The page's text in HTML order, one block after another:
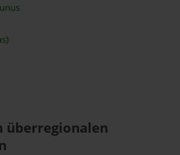
überregionalen